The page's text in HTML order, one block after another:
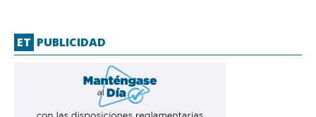
ET PUBLICIDAD